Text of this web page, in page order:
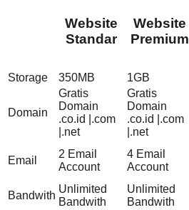
Website
Standar
Website
Premium
Storage 350MB 1GB
Domain
Gratis
Domain
.co.id |.com
|.net
Gratis
Domain
.co.id |.com
|.net
Email
2 Email
Account
4 Email
Account
Bandwith
Unlimited
Bandwith
Unlimited
Bandwith